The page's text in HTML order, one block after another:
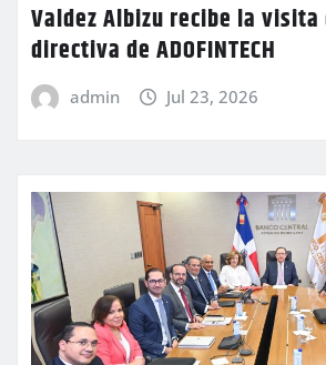
Valdez Albizu recibe la visita
directiva de ADOFINTECH
admin Jul 23, 2026